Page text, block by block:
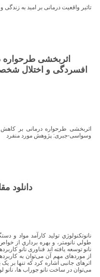
تاثیر واقعیت درمانی بر امید به
اثربخشی
افسردگی و اختلال
اثربخشی طرحواره درمانی بر
وسواسی-جبری: پژوهش مورد منفرد
دانلود
نانوتكنولوژي توليد كارآمد مواد و
طولي نانومتر، و بهره برداري از
نانو توسعه يافته اند فناوری نانو
از موردهای مهم آن می‌توان به
اثرهای جانبی اشاره کرد که تنها بر یک
می‌توان در ساخت نانو جوراب ها، نانو